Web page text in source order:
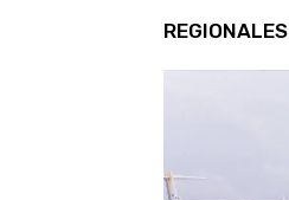
REGIONALES